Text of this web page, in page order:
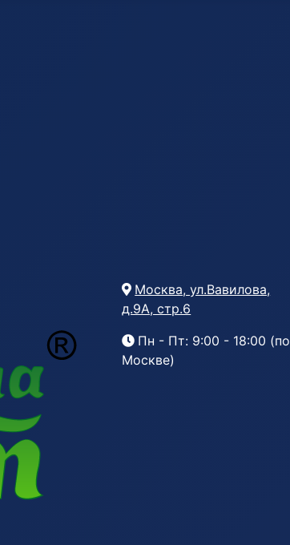
Москва, ул.Вавилова,
д.9А, стр.6
Пн - Пт: 9:00 - 18:00 (по
Москве)